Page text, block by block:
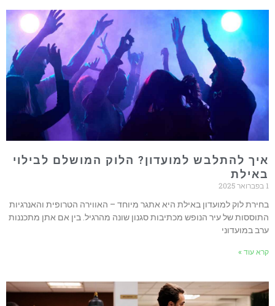
להתלבש למועדון? הלוק המושלם לבילוי
לוק למועדון באילת היא אתגר מיוחד – האווירה הטרופית והאנרגיות
של עיר הנופש מכתיבות סגנון שונה מהרגיל. בין אם אתן מתכננות
במועדוני
עוד »